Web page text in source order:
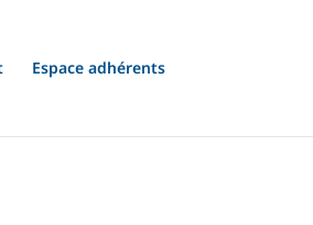
Espace adhérents